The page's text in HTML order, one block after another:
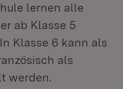
lernen alle
ab Klasse 5
Klasse 6 kann als
als
werden.